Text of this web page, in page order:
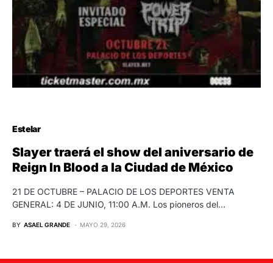
Estelar
Slayer traerá el show del aniversario de
Reign In Blood a la Ciudad de México
21 DE OCTUBRE – PALACIO DE LOS DEPORTES VENTA
GENERAL: 4 DE JUNIO, 11:00 A.M. Los pioneros del…
BY ASAEL GRANDE MAYO 29, 2026